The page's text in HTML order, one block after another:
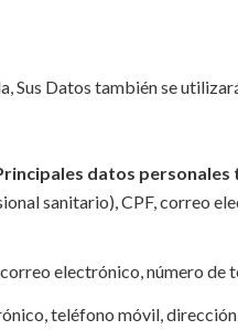
Sus Datos también se
datos
sanitario), CPF, correo
electrónico, número de
teléfono móvil,